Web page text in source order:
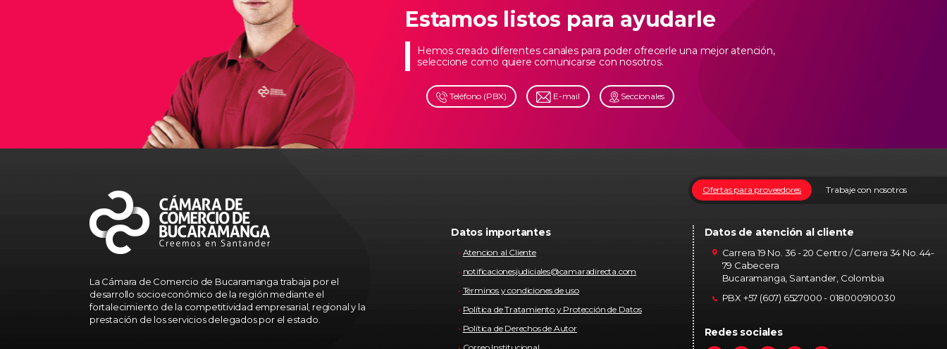
Estamos listos para ayudarle
Hemos creado diferentes canales para poder ofrecerle una mejor atención,
seleccione como quiere comunicarse con nosotros.
Teléfono (PBX) E-mail Seccionales
La Cámara de Comercio de Bucaramanga trabaja por el
desarrollo socioeconómico de la región mediante el
fortalecimiento de la competitividad empresarial, regional y la
prestación de los servicios delegados por el estado.
Trabaje con nosotros
Ofertas para proveedores
Datos importantes
Atencion al Cliente
notificacionesjudiciales@camaradirecta.com
Términos y condiciones de uso
Política de Tratamiento y Protección de Datos
Política de Derechos de Autor
Datos de atención al cliente
Carrera 19 No. 36 - 20 Centro / Carrera 34 No. 44-
79 Cabecera
Bucaramanga, Santander, Colombia
PBX +57 (607) 6527000 - 018000910030
Redes sociales